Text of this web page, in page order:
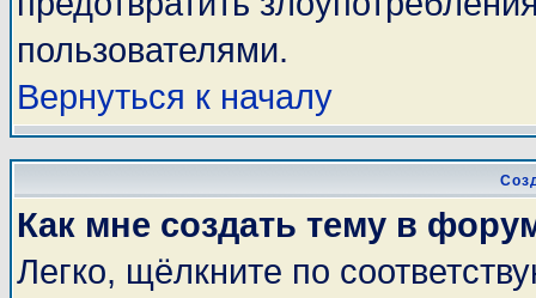
пользователями.
Вернуться к началу
Как мне создать тему в
Легко, щёлкните по